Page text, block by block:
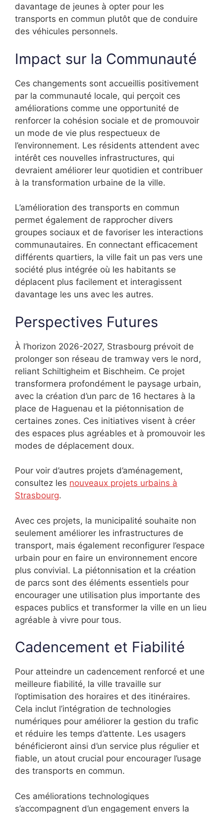
davantage de jeunes à opter pour les
transports en commun plutôt que de conduire
des véhicules personnels.
Impact sur la Communauté
Ces changements sont accueillis positivement
par la communauté locale, qui perçoit ces
améliorations comme une opportunité de
renforcer la cohésion sociale et de promouvoir
un mode de vie plus respectueux de
l’environnement. Les résidents attendent avec
intérêt ces nouvelles infrastructures, qui
devraient améliorer leur quotidien et contribuer
à la transformation urbaine de la ville.
L’amélioration des transports en commun
permet également de rapprocher divers
groupes sociaux et de favoriser les interactions
communautaires. En connectant efficacement
différents quartiers, la ville fait un pas vers une
société plus intégrée où les habitants se
déplacent plus facilement et interagissent
davantage les uns avec les autres.
Perspectives Futures
À l’horizon 2026-2027, Strasbourg prévoit de
prolonger son réseau de tramway vers le nord,
reliant Schiltigheim et Bischheim. Ce projet
transformera profondément le paysage urbain,
avec la création d’un parc de 16 hectares à la
place de Haguenau et la piétonnisation de
certaines zones. Ces initiatives visent à créer
des espaces plus agréables et à promouvoir les
modes de déplacement doux.
Pour voir d’autres projets d’aménagement,
consultez les nouveaux projets urbains à
Strasbourg.
Avec ces projets, la municipalité souhaite non
seulement améliorer les infrastructures de
transport, mais également reconfigurer l’espace
urbain pour en faire un environnement encore
plus convivial. La piétonnisation et la création
de parcs sont des éléments essentiels pour
encourager une utilisation plus importante des
espaces publics et transformer la ville en un lieu
agréable à vivre pour tous.
Cadencement et Fiabilité
Pour atteindre un cadencement renforcé et une
meilleure fiabilité, la ville travaille sur
l’optimisation des horaires et des itinéraires.
Cela inclut l’intégration de technologies
numériques pour améliorer la gestion du trafic
et réduire les temps d’attente. Les usagers
bénéficieront ainsi d’un service plus régulier et
fiable, un atout crucial pour encourager l’usage
des transports en commun.
Ces améliorations technologiques
s’accompagnent d’un engagement envers la